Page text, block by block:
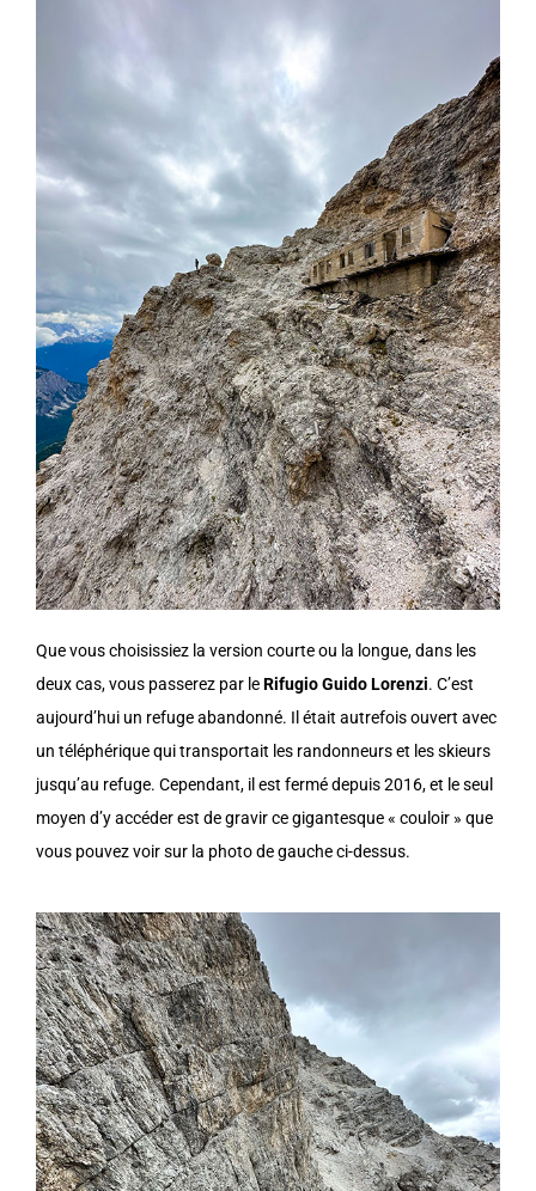
Que vous choisissiez la version courte ou la longue, dans les
deux cas, vous passerez par leRifugio Guido Lorenzi. C’est
aujourd’hui un refuge abandonné. Il était autrefois ouvert avec
un téléphérique qui transportait les randonneurs et les skieurs
jusqu’au refuge. Cependant, il est fermé depuis 2016, et le seul
moyen d’y accéder est de gravir ce gigantesque « couloir » que
vous pouvez voir sur la photo de gauche ci-dessus.